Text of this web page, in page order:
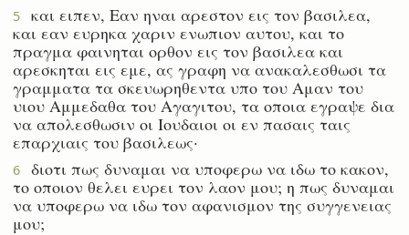
5
και ειπεν, Εαν ηναι αρεστον εις τον βασιλεα,
και εαν ευρηκα χαριν ενωπιον αυτου, και το
πραγμα φαινηται ορθον εις τον βασιλεα και
αρεσκηται εις εμε, ας γραφη να ανακαλεσθωσι τα
γραμματα τα σκευωρηθεντα υπο του Αμαν του
υιου Αμμεδαθα του Αγαγιτου, τα οποια εγραψε δια
να απολεσθωσιν οι Ιουδαιοι οι εν πασαις ταις
επαρχιαις του βασιλεως·
6
διοτι πως δυναμαι να υποφερω να ιδω το κακον,
το οποιον θελει ευρει τον λαον μου; η πως δυναμαι
να υποφερω να ιδω τον αφανισμον της συγγενειας
μου;